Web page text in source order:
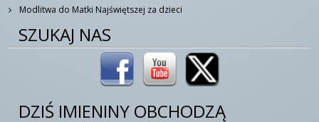
Modlitwa do Matki Najświętszej za dzieci
SZUKAJ NAS
DZIŚ IMIENINY OBCHODZĄ